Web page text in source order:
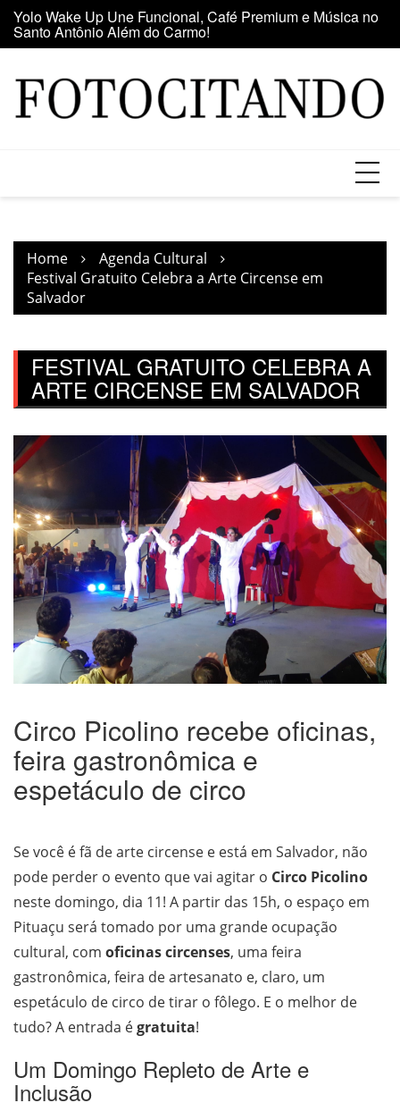
Skip
content
Maior clube de vinil da América Latina participa da Feira
do Vinil no Shopping Center Lapa
Home
Agenda Cultural
Festival Gratuito Celebra a Arte Circense em
Salvador
FESTIVAL GRATUITO CELEBRA A
ARTE CIRCENSE EM SALVADOR
Circo Picolino recebe oficinas,
feira gastronômica e
espetáculo de circo
Se você é fã de arte circense e está em Salvador, não
pode perder o evento que vai agitar o Circo Picolino
neste domingo, dia 11! A partir das 15h, o espaço em
Pituaçu será tomado por uma grande ocupação
cultural, com oficinas circenses, uma feira
gastronômica, feira de artesanato e, claro, um
espetáculo de circo de tirar o fôlego. E o melhor de
tudo? A entrada égratuita!
Um Domingo Repleto de Arte e
Inclusão